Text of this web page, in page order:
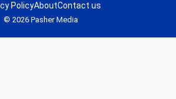
© 2026 Pasher Media
PolicyAboutContact us